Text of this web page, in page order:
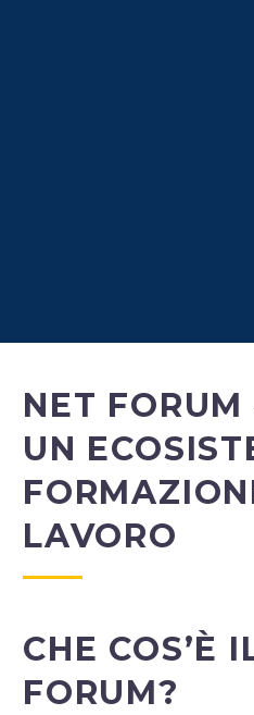
NET FORUM
UN
LAVORO
CHE COS’È
FORUM?